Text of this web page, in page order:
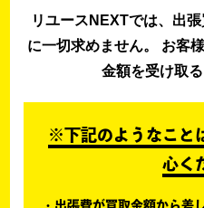
リユースNEXTでは、出
に一切求めません。 お客
金額を受け取る
※下記のようなこと
心く